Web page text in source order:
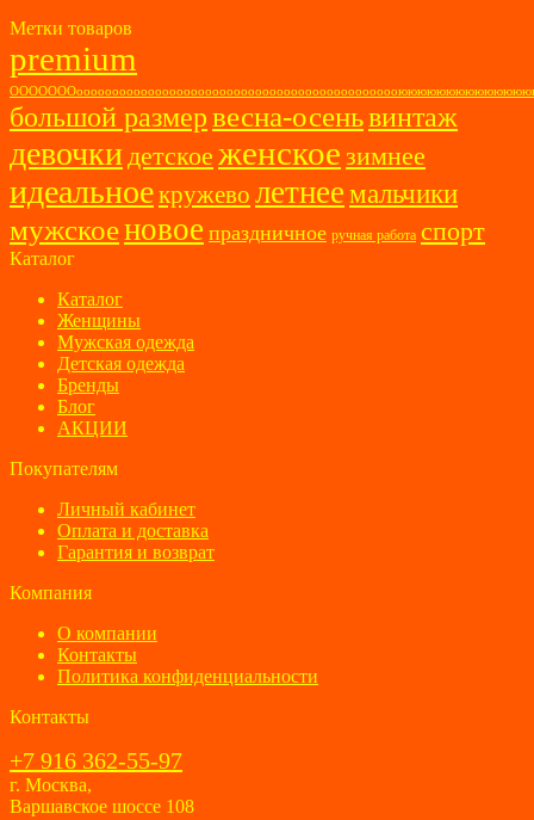
Метки товаров
premium
большой размервесна-осеньвинтаж
девочкидетское женское зимнее
идеальноекружево летнее мальчики
мужскоеновое праздничное ручная работа спорт
Каталог
Каталог
Женщины
Мужская одежда
Детская одежда
Бренды
Блог
АКЦИИ
Покупателям
Личный кабинет
Оплата и доставка
Гарантия и возврат
Компания
О компании
Контакты
Политика конфиденциальности
Контакты
+7 916 362-55-97
г. Москва,
Варшавское шоссе 108